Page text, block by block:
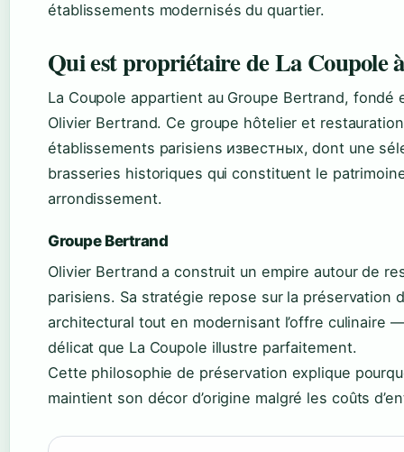
établissements modernisés du quartier.
Qui est propriétaire de La Coupole
La Coupole appartient au Groupe Bertrand, fondé
Olivier Bertrand. Ce groupe hôtelier et
établissements parisiens известных, dont une
brasseries historiques qui constituent le
arrondissement.
Groupe Bertrand
Olivier Bertrand a construit un empire autour de
parisiens. Sa stratégie repose sur la préservation
architectural tout en modernisant l’offre culinaire
délicat que La Coupole illustre parfaitement.
Cette philosophie de préservation explique
maintient son décor d’origine malgré les coûts